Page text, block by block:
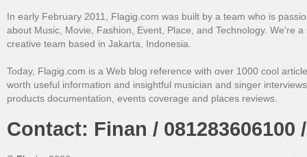
In early February 2011, Flagig.com was built by a team who is
about Music, Movie, Fashion, Event, Place, and Technology. We're a
creative team based in Jakarta, Indonesia.
Today, Flagig.com is a Web blog reference with over 1000 cool
worth useful information and insightful musician and singer
products documentation, events coverage and places reviews.
Contact: Finan /